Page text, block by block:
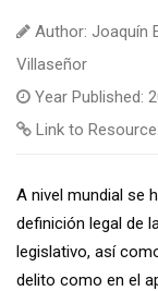
Author: Joaquín
Villaseñor
Year Published:
Link to Resource:
A nivel mundial se
definición legal de
legislativo, así
delito como en el